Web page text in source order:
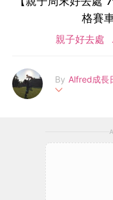
格賽
親子好去處
By Alfred成長
Facebook: https://